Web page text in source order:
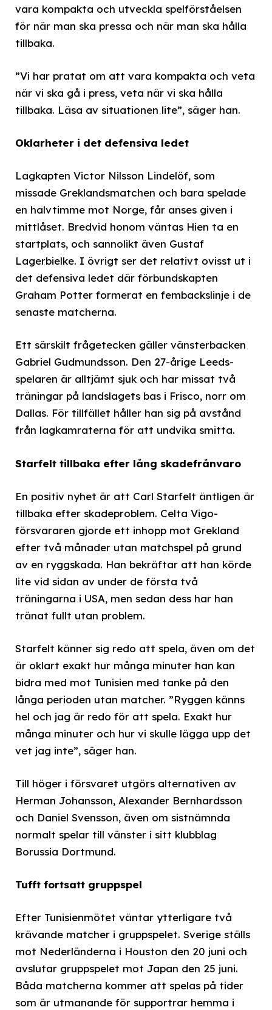
vara kompakta och utveckla spelförståelsen
för när man ska pressa och när man ska hålla
tillbaka.
”Vi har pratat om att vara kompakta och veta
när vi ska gå i press, veta när vi ska hålla
tillbaka. Läsa av situationen lite”, säger han.
Oklarheter i det defensiva ledet
Lagkapten Victor Nilsson Lindelöf, som
missade Greklandsmatchen och bara spelade
en halvtimme mot Norge, får anses given i
mittlåset. Bredvid honom väntas Hien ta en
startplats, och sannolikt även Gustaf
Lagerbielke. I övrigt ser det relativt ovisst ut i
det defensiva ledet där förbundskapten
Graham Potter formerat en fembackslinje i de
senaste matcherna.
Ett särskilt frågetecken gäller vänsterbacken
Gabriel Gudmundsson. Den 27-årige Leeds-
spelaren är alltjämt sjuk och har missat två
träningar på landslagets bas i Frisco, norr om
Dallas. För tillfället håller han sig på avstånd
från lagkamraterna för att undvika smitta.
Starfelt tillbaka efter lång skadefrånvaro
En positiv nyhet är att Carl Starfelt äntligen är
tillbaka efter skadeproblem. Celta Vigo-
försvararen gjorde ett inhopp mot Grekland
efter två månader utan matchspel på grund
av en ryggskada. Han bekräftar att han körde
lite vid sidan av under de första två
träningarna i USA, men sedan dess har han
tränat fullt utan problem.
Starfelt känner sig redo att spela, även om det
är oklart exakt hur många minuter han kan
bidra med mot Tunisien med tanke på den
långa perioden utan matcher. ”Ryggen känns
hel och jag är redo för att spela. Exakt hur
många minuter och hur vi skulle lägga upp det
vet jag inte”, säger han.
Till höger i försvaret utgörs alternativen av
Herman Johansson, Alexander Bernhardsson
och Daniel Svensson, även om sistnämnda
normalt spelar till vänster i sitt klubblag
Borussia Dortmund.
Tufft fortsatt gruppspel
Efter Tunisienmötet väntar ytterligare två
krävande matcher i gruppspelet. Sverige ställs
mot Nederländerna i Houston den 20 juni och
avslutar gruppspelet mot Japan den 25 juni.
Båda matcherna kommer att spelas på tider
som är utmanande för supportrar hemma i